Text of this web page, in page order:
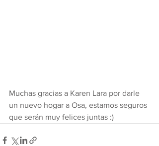
Muchas gracias a Karen Lara por darle
un nuevo hogar a Osa, estamos seguros
que serán muy felices juntas :)